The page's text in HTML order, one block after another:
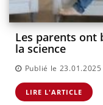
Les parents ont
la science
Publié le 23.01.2025
LIRE L'ARTICLE